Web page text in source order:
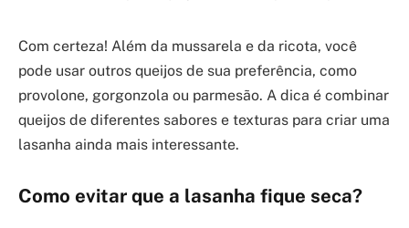
Com certeza! Além da mussarela e da ricota, você
pode usar outros queijos de sua preferência, como
provolone, gorgonzola ou parmesão. A dica é combinar
queijos de diferentes sabores e texturas para criar uma
lasanha ainda mais interessante.
Como evitar que a lasanha fique seca?